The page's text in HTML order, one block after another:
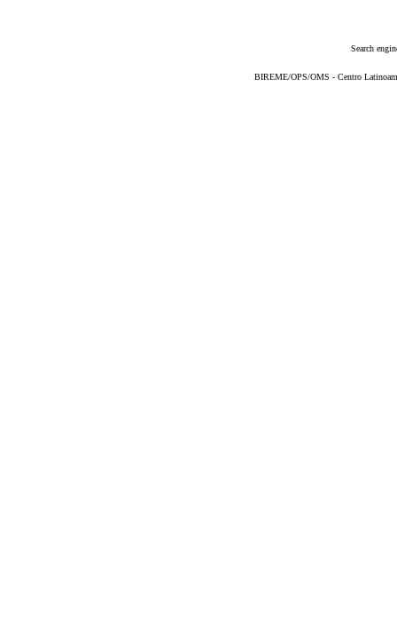
Search
BIREME/OPS/OMS - Centro